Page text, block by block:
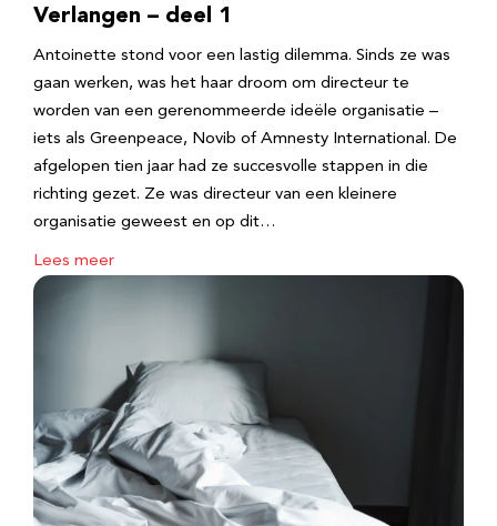
Verlangen – deel 1
Antoinette stond voor een lastig dilemma. Sinds ze was
gaan werken, was het haar droom om directeur te
worden van een gerenommeerde ideële organisatie –
iets als Greenpeace, Novib of Amnesty International. De
afgelopen tien jaar had ze succesvolle stappen in die
richting gezet. Ze was directeur van een kleinere
organisatie geweest en op dit…
Lees meer